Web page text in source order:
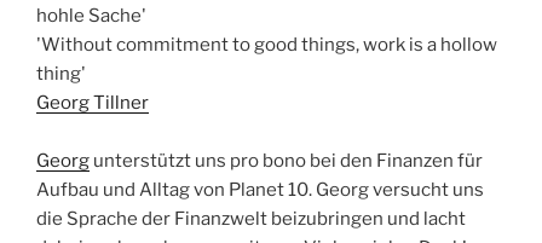
hohle Sache'
'Without commitment to good things, work is a hollow
thing'
Georg Tillner
Georg unterstützt uns pro bono bei den Finanzen für
Aufbau und Alltag von Planet 10. Georg versucht uns
die Sprache der Finanzwelt beizubringen und lacht